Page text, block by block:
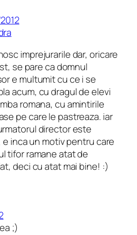
imprejurarile dar, oricare
se pare ca domnul
e multumit cu ce i se
acum, cu dragul de elevi
romana, cu amintirile
pe care le pastreaza. iar
director este
inca un motiv pentru care
tifor ramane atat de
deci cu atat mai bine! :)
;)